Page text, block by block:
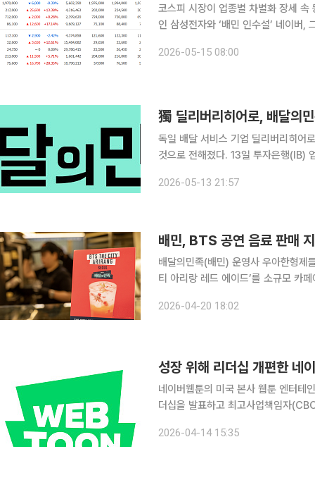
코스피 시장이 업종별 차별화 장세 속
인 삼성전자와 ‘배민 인수설’ 네이버, 그리고 로
SK하이닉스 등 반도체 대장주를 비롯
2026-05-15 08:00
獨 딜리버리히어로, 배달의
독일 배달 서비스 기업 딜리버리히어
것으로 전해졌다. 13일 투자은행(IB) 업계에 따르면 DH는 매각 주관사로 JP모건을 선정하고 국내
으로 약 8조원을 기대하는 것으로 알
2026-05-13 21:57
배민, BTS 공연 음료 판매
배달의민족(배민) 운영사 우아한형제
티 아리랑 레드 에이드’를 소규모 카
당 음료를 2만잔 가량 판매할 수 있는
2026-04-20 18:02
네이버웹툰의 미국 본사 웹툰 엔터테
더십을 발표하고 최고사업책임자
전 한국 서비스 총괄을 최고제품책임
2026-04-14 15:35